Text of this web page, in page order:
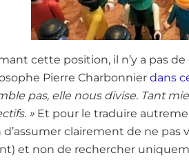
cette position, il n’y a pas
Pierre Charbonnier dans
pas, elle nous divise. Tant
» Et pour le traduire
clairement de ne
et non de rechercher